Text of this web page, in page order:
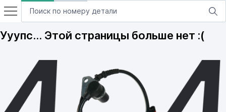
Ууупс… Этой страницы больше нет :(